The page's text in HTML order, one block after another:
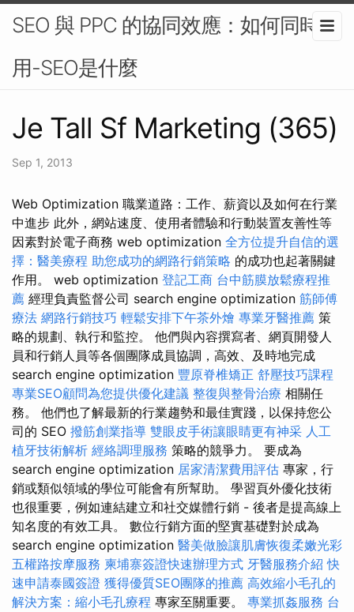
SEO 與 PPC 的協同效應：如何同時使
用-SEO是什麼
Je Tall Sf Marketing (365)
Sep 1, 2013
Web Optimization 職業道路：工作、薪資以及如何在行業
中進步 此外，網站速度、使用者體驗和行動裝置友善性等
因素對於電子商務 web optimization 全方位提升自信的選
擇：醫美療程 助您成功的網路行銷策略 的成功也起著關鍵
作用。 web optimization 登記工商 台中筋膜放鬆療程推
薦 經理負責監督公司 search engine optimization 筋師傅
療法 網路行銷技巧 輕鬆安排下午茶外燴 專業牙醫推薦 策
略的規劃、執行和監控。 他們與內容撰寫者、網頁開發人
員和行銷人員等各個團隊成員協調，高效、及時地完成
search engine optimization 豐原脊椎矯正 舒壓技巧課程
專業SEO顧問為您提供優化建議 整復與整骨治療 相關任
務。 他們也了解最新的行業趨勢和最佳實踐，以保持您公
司的 SEO 撥筋創業指導 雙眼皮手術讓眼睛更有神采 人工
植牙技術解析 經絡調理服務 策略的競爭力。 要成為
search engine optimization 居家清潔費用評估 專家，行
銷或類似領域的學位可能會有所幫助。 學習頁外優化技術
也很重要，例如連結建立和社交媒體行銷 - 後者是提高線上
知名度的有效工具。 數位行銷方面的堅實基礎對於成為
search engine optimization 醫美做臉讓肌膚恢復柔嫩光彩
五權路按摩服務 柬埔寨簽證快速辦理方式 牙醫服務介紹 快
速申請泰國簽證 獲得優質SEO團隊的推薦 高效縮小毛孔的
解決方案：縮小毛孔療程 專家至關重要。 專業抓姦服務 台